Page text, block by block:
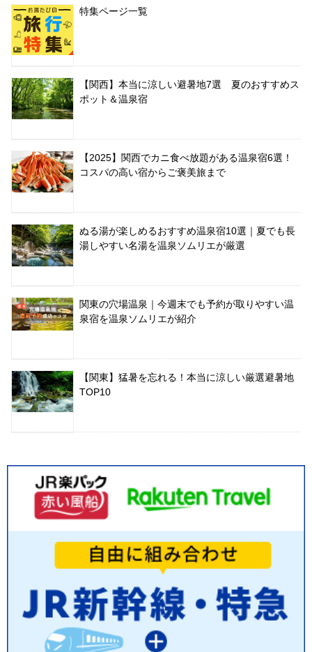
特集ページ一覧
【関西】本当に涼しい避暑地7選 夏のおすすめス
ポット＆温泉宿
【2025】関西でカニ食べ放題がある温泉宿6選！
コスパの高い宿からご褒美旅まで
ぬる湯が楽しめるおすすめ温泉宿10選｜夏でも長
湯しやすい名湯を温泉ソムリエが厳選
関東の穴場温泉｜今週末でも予約が取りやすい温
泉宿を温泉ソムリエが紹介
【関東】猛暑を忘れる！本当に涼しい厳選避暑地
TOP10